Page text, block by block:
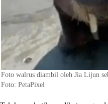
Foto walrus diambil oleh Jia Lijun
Foto: PetaPixel